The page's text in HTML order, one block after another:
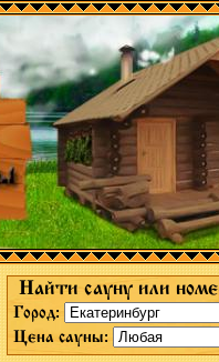
Найти сауну или
Город:
Цена сауны: